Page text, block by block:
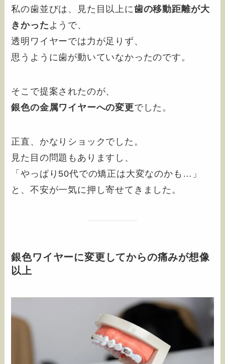
私の歯並びは、見た目以上に歯の移動距離が大
きかった ようで、
透明ワイヤーでは力が足りず、
思うように歯が動いていなかったのです。
そこで提案されたのが、
銀色の金属ワイヤーへの変更でした。
正直、かなりショックでした。
見た目の問題もありますし、
「やっぱり50代での矯正は大変なのかも…」
と、不安が一気に押し寄せてきました。
銀色ワイヤーに変更してからの痛みが想像
以上